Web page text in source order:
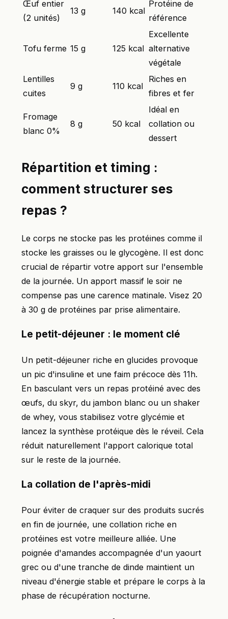
Œuf entier
(2 unités)
13 g 140 kcal
Protéine de
référence
Tofu ferme 15 g 125 kcal
Excellente
alternative
végétale
Lentilles
cuites
9 g 110 kcal
Riches en
fibres et fer
Fromage
blanc 0%
8 g 50 kcal
Idéal en
collation ou
dessert
Répartition et timing :
comment structurer ses
repas ?
Le corps ne stocke pas les protéines comme il
stocke les graisses ou le glycogène. Il est donc
crucial de répartir votre apport sur l'ensemble
de la journée. Un apport massif le soir ne
compense pas une carence matinale. Visez 20
à 30 g de protéines par prise alimentaire.
Le petit-déjeuner : le moment clé
Un petit-déjeuner riche en glucides provoque
un pic d'insuline et une faim précoce dès 11h.
En basculant vers un repas protéiné avec des
œufs, du skyr, du jambon blanc ou un shaker
de whey, vous stabilisez votre glycémie et
lancez la synthèse protéique dès le réveil. Cela
réduit naturellement l'apport calorique total
sur le reste de la journée.
La collation de l'après-midi
Pour éviter de craquer sur des produits sucrés
en fin de journée, une collation riche en
protéines est votre meilleure alliée. Une
poignée d'amandes accompagnée d'un yaourt
grec ou d'une tranche de dinde maintient un
niveau d'énergie stable et prépare le corps à la
phase de récupération nocturne.